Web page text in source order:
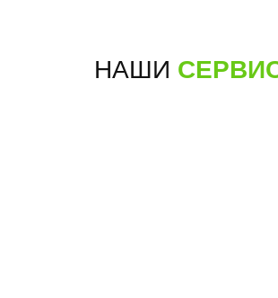
НАШИ
+7 (495) 198-05-66 для звонков